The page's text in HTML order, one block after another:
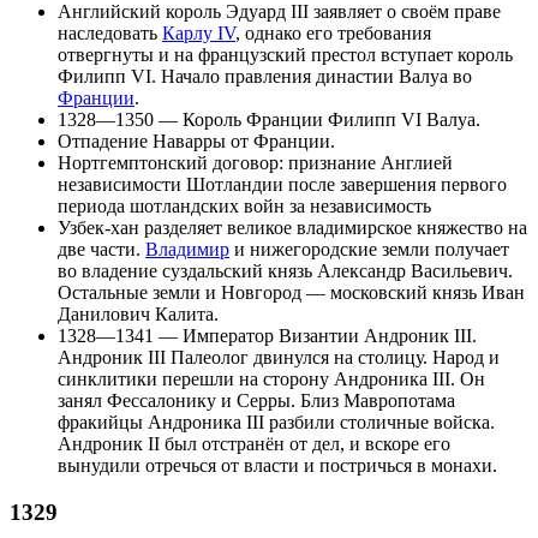
Английский король Эдуард III заявляет о своём праве
наследовать Карлу IV, однако его требования
отвергнуты и на французский престол вступает король
Филипп VI. Начало правления династии Валуа во
Франции.
1328—1350 — Король Франции Филипп VI Валуа.
Отпадение Наварры от Франции.
Нортгемптонский договор: признание Англией
независимости Шотландии после завершения первого
периода шотландских войн за независимость
Узбек-хан разделяет великое владимирское княжество на
две части. Владимир и нижегородские земли получает
во владение суздальский князь Александр Васильевич.
Остальные земли и Новгород — московский князь Иван
Данилович Калита.
1328—1341 — Император Византии Андроник III.
Андроник III Палеолог двинулся на столицу. Народ и
синклитики перешли на сторону Андроника III. Он
занял Фессалонику и Серры. Близ Мавропотама
фракийцы Андроника III разбили столичные войска.
Андроник II был отстранён от дел, и вскоре его
вынудили отречься от власти и постричься в монахи.
1329